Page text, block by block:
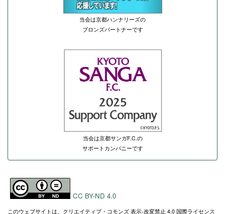
当会は京都ハンナリーズの
ブロンズパートナーです
当会は京都サンガF.C.の
サポートカンパニーです
CC BY-ND 4.0
このウェブサイトは、クリエイティブ・コモンズ 表示-改変禁止 4.0 国際ライセンス